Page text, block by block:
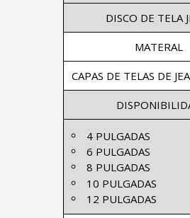
DISCO DE TELA
MATERAL
CAPAS DE TELAS DE
4 PULGADAS
6 PULGADAS
8 PULGADAS
10 PULGADAS
12 PULGADAS